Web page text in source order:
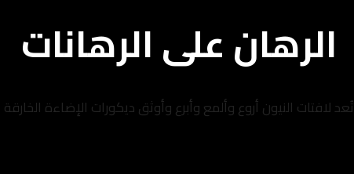
الرهان على الرهانات
تُعد لافتات النيون أروع وألمع وأبرع وأوثق ديكورات الإضاءة الخارقة